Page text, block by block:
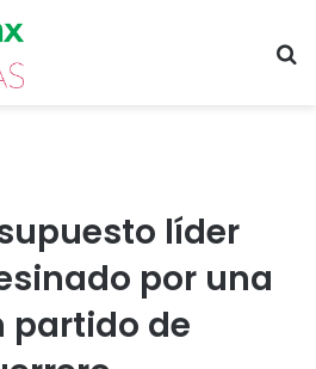
líder
por una
partido de